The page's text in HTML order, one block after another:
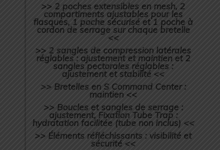
>> 2 poches extensibles en mesh, 2
compartiments ajustables pour les
flasques, 1 poche sécurisé et 1 poche à
cordon de serrage sur chaque bretelle
<<
>> 2 sangles de compression latérales
réglables : ajustement et maintien et 2
sangles pectorales réglables :
ajustement et stabilité <<
>> Bretelles en S Command Center :
maintien <<
>> Boucles et sangles de serrage :
ajustement, Fixation Tube Trap :
hydratation facilitée (tube non inclus) <<
>> Éléments réfléchissants : visibilité et
sécurité <<